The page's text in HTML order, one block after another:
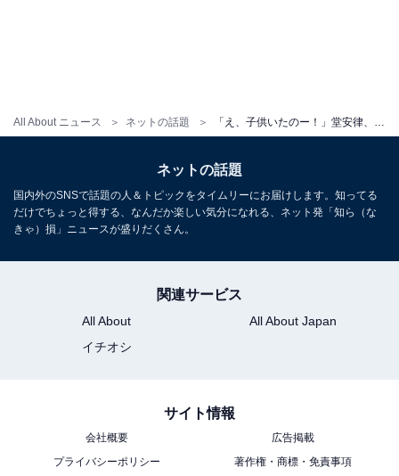
All About ニュース ネットの話題
ネットの話題
国内外のSNSで話題の人＆トピックをタイムリーにお届けします。知ってる
だけでちょっと得する、なんだか楽しい気分になれる、ネット発「知ら（な
きゃ）損」ニュースが盛りだくさん。
関連サービス
All About
All About Japan
イチオシ
サイト情報
会社概要
広告掲載
プライバシーポリシー
著作権・商標・免責事項